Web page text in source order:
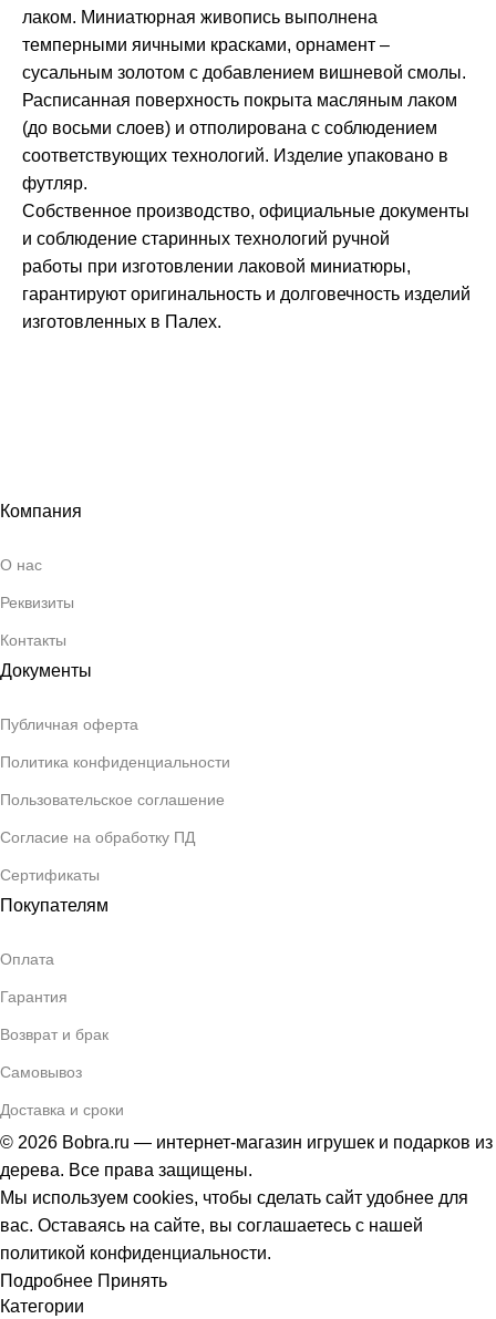
лаком. Миниатюрная живопись выполнена
темперными яичными красками, орнамент –
сусальным золотом с добавлением вишневой смолы.
Расписанная поверхность покрыта масляным лаком
(до восьми слоев) и отполирована с соблюдением
соответствующих технологий. Изделие упаковано в
футляр.
Собственное производство, официальные документы
и соблюдение старинных технологий ручной
работы при изготовлении лаковой миниатюры,
гарантируют оригинальность и долговечность изделий
изготовленных в Палех.
Компания
О нас
Реквизиты
Контакты
Документы
Публичная оферта
Политика конфиденциальности
Пользовательское соглашение
Согласие на обработку ПД
Сертификаты
Покупателям
Оплата
Гарантия
Возврат и брак
Самовывоз
Доставка и сроки
© 2026 Bobra.ru — интернет-магазин игрушек и подарков из
дерева. Все права защищены.
Мы используем cookies, чтобы сделать сайт удобнее для
вас. Оставаясь на сайте, вы соглашаетесь с нашей
политикой конфиденциальности.
Подробнее Принять
Категории